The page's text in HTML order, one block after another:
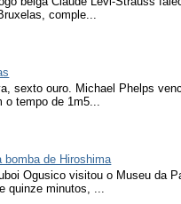
comple...
sexto ouro. Michael Phelps
o tempo de 1m5...
bomba de Hiroshima
Ogusico visitou o Museu da
quinze minutos, ...